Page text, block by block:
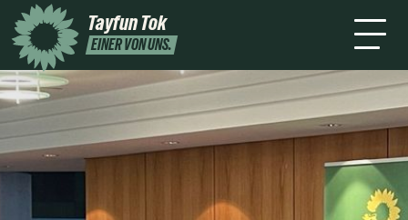
Tayfun Tok
EINER VON UNS.
Presse Kontakt Newsletter
mich